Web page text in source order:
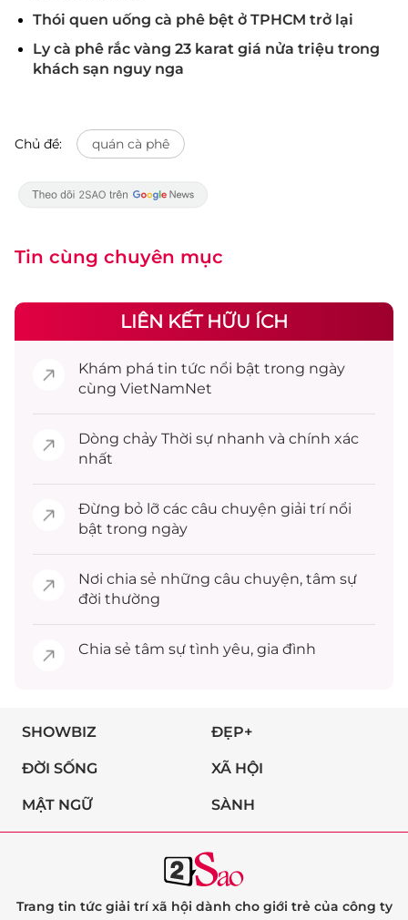
Thói quen uống cà phê bệt ở TPHCM trở lại
Ly cà phê rắc vàng 23 karat giá nửa triệu trong
khách sạn nguy nga
Chủ đề: quán cà phê
Tin cùng chuyên mục
LIÊN KẾT HỮU ÍCH
Khám phá tin tức nổi bật trong ngày
cùng VietNamNet
Dòng chảy Thời sự nhanh và chính xác
nhất
Đừng bỏ lỡ các câu chuyện giải trínổi
bật trong ngày
Nơi chia sẻ những câu chuyện, tâm sự
đời thường
Chia sẻ tâm sự tình yêu, gia đình
SHOWBIZ ĐẸP+
ĐỜI SỐNG XÃ HỘI
MẬT NGỮ SÀNH
Trang tin tức giải trí xã hội dành cho giới trẻ của công ty